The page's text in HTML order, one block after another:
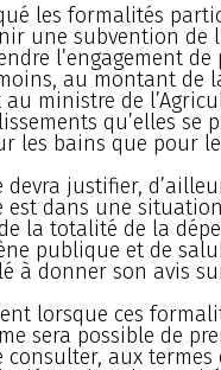
les formalités
une subvention de
l’engagement
au montant de
ministre de
qu’elles se
les bains que pour
devra justifier,
est dans une
la totalité de la
publique et de
à donner son avis
lorsque ces
sera possible de
consulter, aux